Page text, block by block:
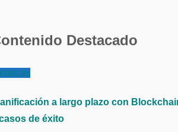
Destacado
a largo plazo con
de éxito